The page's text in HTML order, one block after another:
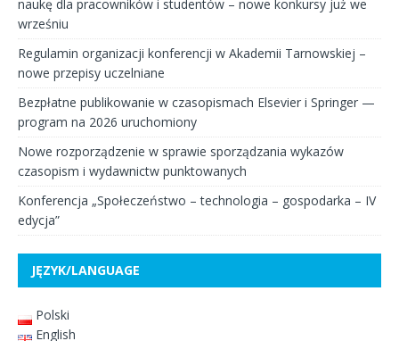
naukę dla pracowników i studentów – nowe konkursy już we
wrześniu
Regulamin organizacji konferencji w Akademii Tarnowskiej –
nowe przepisy uczelniane
Bezpłatne publikowanie w czasopismach Elsevier i Springer —
program na 2026 uruchomiony
Nowe rozporządzenie w sprawie sporządzania wykazów
czasopism i wydawnictw punktowanych
Konferencja „Społeczeństwo – technologia – gospodarka – IV
edycja”
JĘZYK/LANGUAGE
Polski
English